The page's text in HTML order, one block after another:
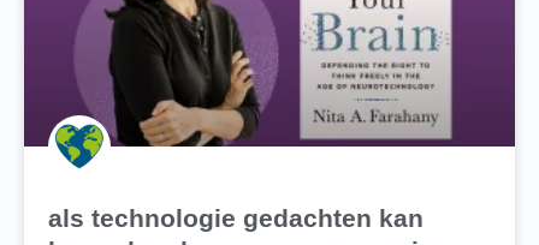
als technologie gedachten kan